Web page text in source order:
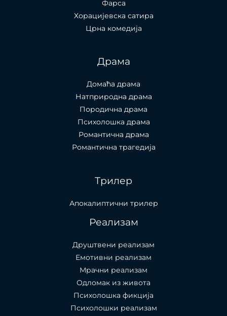
Фарса
Хорацијевска сатира
Црна комедија
Драма
Домаћа драма
Натприродна драма
Породична драма
Психолошка драма
Романтична драма
Романтична трагедија
Трилер
Апокалиптични трилер
Реализам
Друштвени реализам
Емотивни реализам
Мрачни реализам
Одломак из живота
Психолошкa фикција
Психолошки реализам